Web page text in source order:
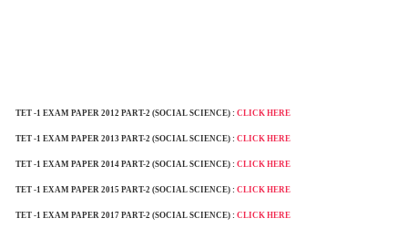
TET -1 EXAM PAPER 2012 PART-2 (SOCIAL SCIENCE) : CLICK HERE
TET -1 EXAM PAPER 2013 PART-2 (SOCIAL SCIENCE) : CLICK HERE
TET -1 EXAM PAPER 2014 PART-2 (SOCIAL SCIENCE) : CLICK HERE
TET -1 EXAM PAPER 2015 PART-2 (SOCIAL SCIENCE) : CLICK HERE
TET -1 EXAM PAPER 2017 PART-2 (SOCIAL SCIENCE) : CLICK HERE